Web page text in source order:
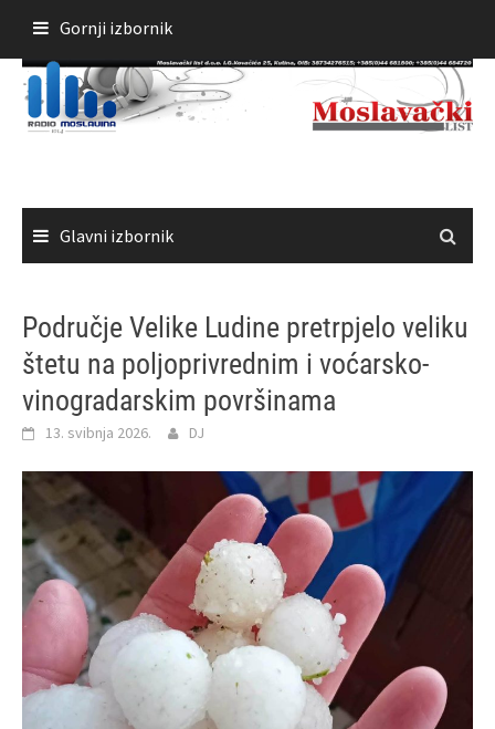
sadržaja
Gornji izbornik
Glavni izbornik
Područje Velike Ludine pretrpjelo veliku
štetu na poljoprivrednim i voćarsko-
vinogradarskim površinama
13. svibnja 2026. DJ